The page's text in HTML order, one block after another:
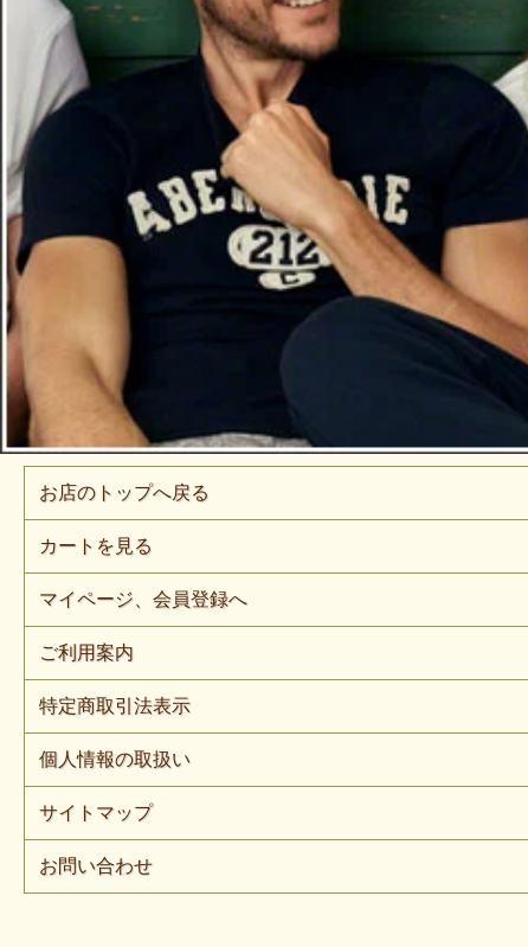
お店のトップへ戻る
カートを見る
マイページ、会員登録へ
ご利用案内
特定商取引法表示
個人情報の取扱い
サイトマップ
お問い合わせ